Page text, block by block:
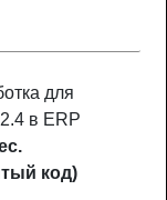
для
в ERP
код)